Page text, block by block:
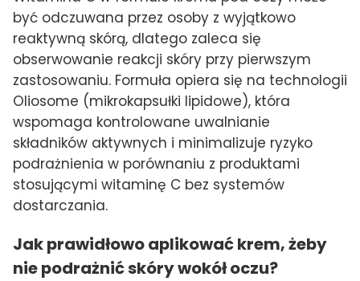
być odczuwana przez osoby z wyjątkowo
reaktywną skórą, dlatego zaleca się
obserwowanie reakcji skóry przy pierwszym
zastosowaniu. Formuła opiera się na technologii
Oliosome (mikrokapsułki lipidowe), która
wspomaga kontrolowane uwalnianie
składników aktywnych i minimalizuje ryzyko
podrażnienia w porównaniu z produktami
stosującymi witaminę C bez systemów
dostarczania.
Jak prawidłowo aplikować krem, żeby
nie podrażnić skóry wokół oczu?